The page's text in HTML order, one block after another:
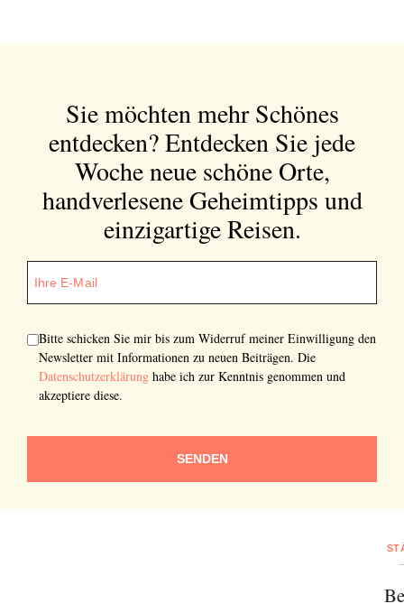
Sie möchten mehr Schönes
entdecken?Entdecken Sie jede
Woche neue schöne Orte,
handverlesene Geheimtipps und
einzigartige Reisen.
Bitte schicken Sie mir bis zum Widerruf meiner Einwilligung den
Newsletter mit Informationen zu neuen Beiträgen. Die
Datenschutzerklärung habe ich zur Kenntnis genommen und
akzeptiere diese.
SENDEN